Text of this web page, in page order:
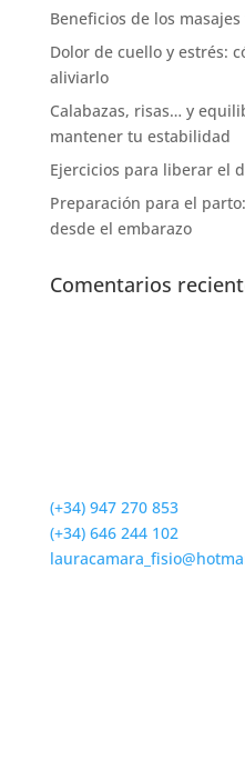
Beneficios de los
Dolor de cuello y estrés:
aliviarlo
Calabazas, risas… y
mantener tu estabilidad
Ejercicios para liberar el
Preparación para el
desde el embarazo
Comentarios
(+34) 947 270 853
(+34) 646 244 102